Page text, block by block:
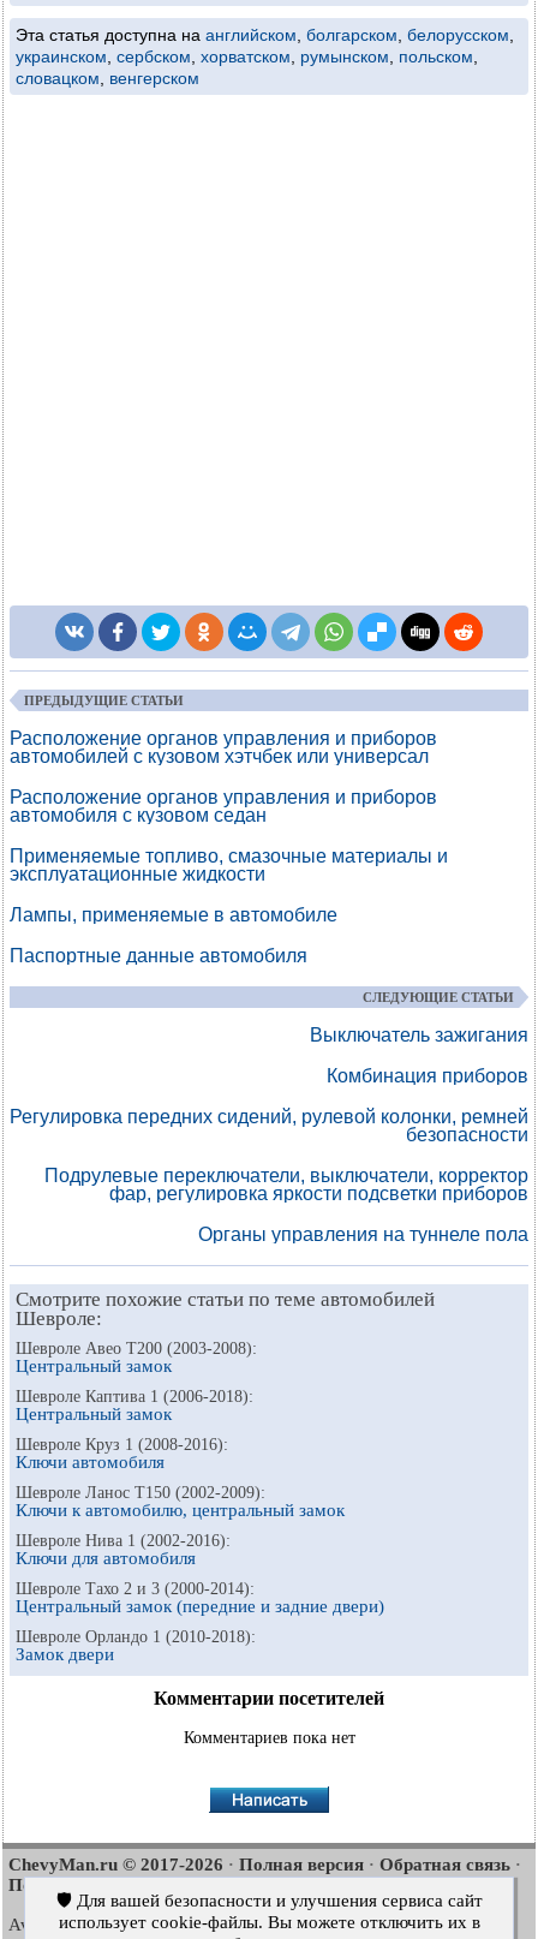
Эта статья доступна на английском болгарском белорусском
украинском сербском хорватском румынском польском
словацком
венгерском
ПРЕДЫДУЩИЕ СТАТЬИ
Расположение органов управления и приборов
автомобилей с кузовом хэтчбек или универсал
Расположение органов управления и приборов
автомобиля с кузовом седан
Применяемые топливо, смазочные материалы и
эксплуатационные жидкости
Лампы, применяемые в автомобиле
Паспортные данные автомобиля
СЛЕДУЮЩИЕ СТАТЬИ
Выключатель зажигания
Комбинация приборов
Регулировка передних сидений, рулевой колонки, ремней
безопасности
Подрулевые переключатели, выключатели, корректор
фар, регулировка яркости подсветки приборов
Органы управления на туннеле пола
Смотрите похожие статьи по теме автомобилей
Шевроле:
Шевроле Авео Т200 (2003-2008):
Центральный замок
Шевроле Каптива 1 (2006-2018):
Центральный замок
Шевроле Круз 1 (2008-2016):
Ключи автомобиля
Шевроле Ланос Т150 (2002-2009):
Ключи к автомобилю, центральный замок
Шевроле Нива 1 (2002-2016):
Ключи для автомобиля
Шевроле Тахо 2 и 3 (2000-2014):
Центральный замок (передние и задние двери)
Шевроле Орландо 1 (2010-2018):
Замок двери
Комментарии посетителей
Комментариев пока нет
ChevyMan.ru © 2017-2026 · Полная версия · Обратная связь ·
Поиск по сайту
Aveo 2003-2008·Aveo2006-2011·Aveo2012-2018·
🛡️ Для вашей безопасности и улучшения сервиса сайт
использует cookie-файлы. Вы можете отключить их в